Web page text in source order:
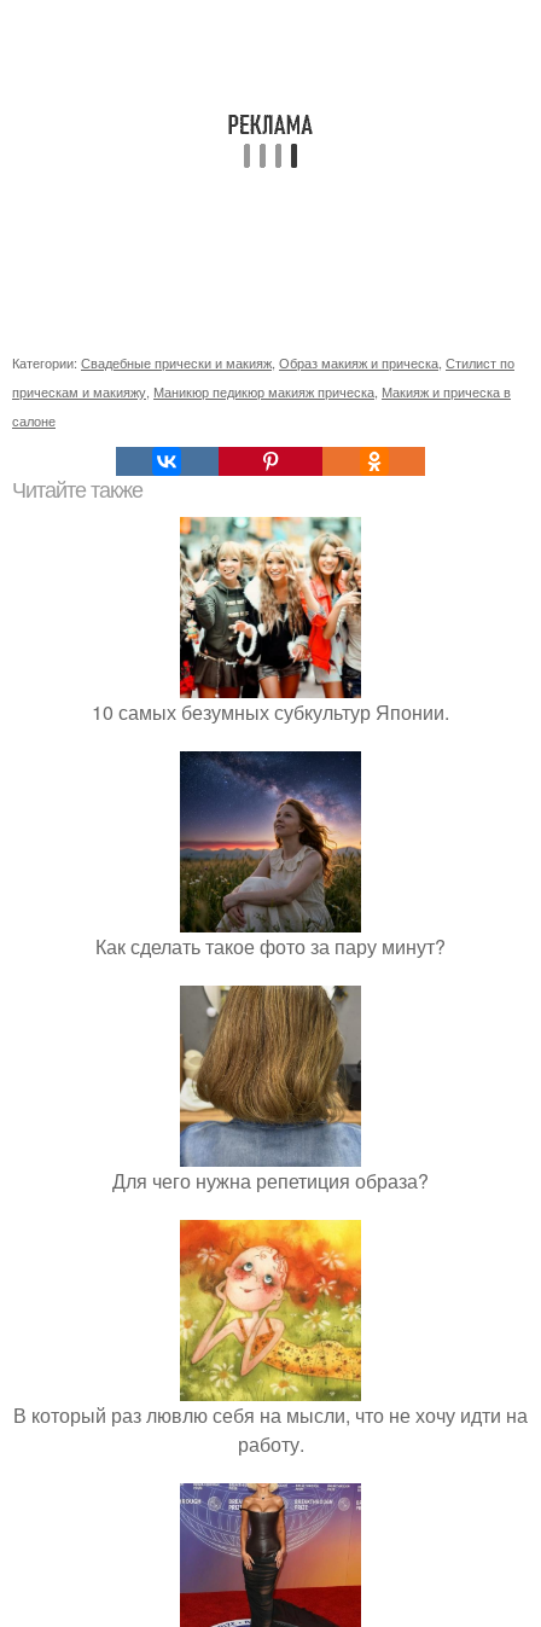
Категории: Свадебные прически и макияж Образ макияж и прическа Стилист по
прическам и макияжу Маникюр педикюр макияж прическа Макияж и прическа в
салоне
Читайте также
10 самых безумных субкультур Японии.
Как сделать такое фото за пару минут?
Для чего нужна репетиция образа?
В который раз лювлю себя на мысли, что не хочу идти на
работу.